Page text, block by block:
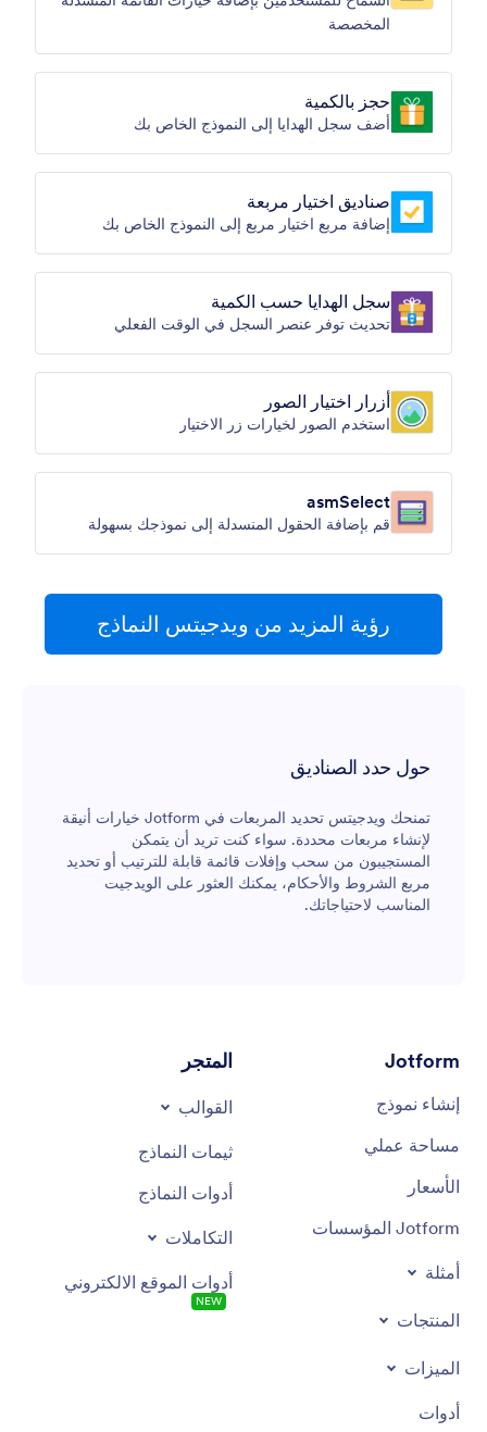
المخصصة
حجز بالكمية
أضف سجل الهدايا إلى النموذج الخاص بك
صناديق اختيار مربعة
إضافة مربع اختيار مربع إلى النموذج الخاص بك
سجل الهدايا حسب الكمية
تحديث توفر عنصر السجل في الوقت الفعلي
أزرار اختيار الصور
استخدم الصور لخيارات زر الاختيار
asmSelect
قم بإضافة الحقول المنسدلة إلى نموذجك بسهولة
رؤية المزيد من ويدجيتس النماذج
حول حدد الصناديق
تمنحك ويدجيتس تحديد المربعات في Jotform خيارات أنيقة
لإنشاء مربعات محددة. سواء كنت تريد أن يتمكن
المستجيبون من سحب وإفلات قائمة قابلة للترتيب أو تحديد
مربع الشروط والأحكام، يمكنك العثور على الويدجيت
المناسب لاحتياجاتك.
Jotform
إنشاء نموذج
مساحة عملي
الأسعار
Jotform المؤسسات
أمثلة
المنتجات
الميزات
أدوات
المتجر
القوالب
ثيمات النماذج
أدوات النماذج
التكاملات
أدوات الموقع الالكتروني
NEW